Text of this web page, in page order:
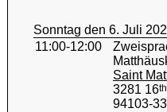
Sonntag den 6. Juli
11:00-12:00
Saint
3281 16th
94103-